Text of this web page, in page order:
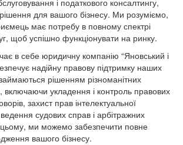
і податкового консалтингу,
для вашого бізнесу. Ми розуміємо,
має потребу в повному спектрі
щоб успішно функціонувати на ринку.
в себе юридичну компанію “Яновський і
надійну правову підтримку наших
займаються рішенням різноманітних
укладення і контроль правових
захист прав інтелектуальної
судових справ і арбітражних
цьому, ми можемо забезпечити повне
вашого бізнесу.